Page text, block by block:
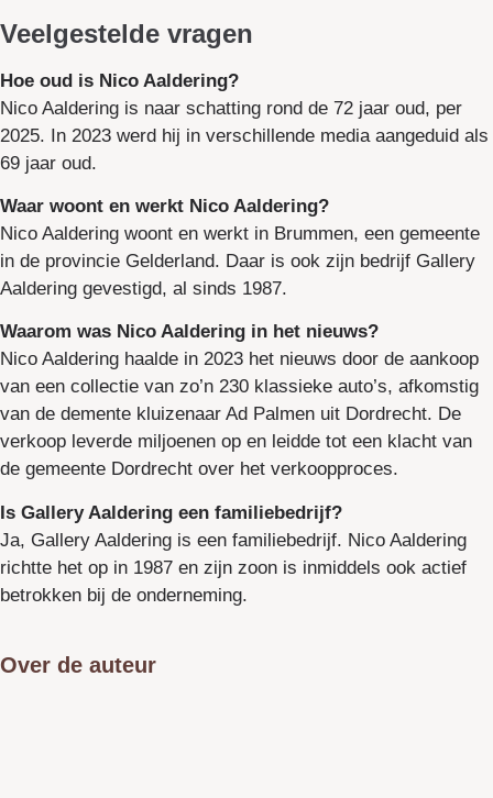
Veelgestelde vragen
Hoe oud is Nico Aaldering?
Nico Aaldering is naar schatting rond de 72 jaar oud, per
2025. In 2023 werd hij in verschillende media aangeduid als
69 jaar oud.
Waar woont en werkt Nico Aaldering?
Nico Aaldering woont en werkt in Brummen, een gemeente
in de provincie Gelderland. Daar is ook zijn bedrijf Gallery
Aaldering gevestigd, al sinds 1987.
Waarom was Nico Aaldering in het nieuws?
Nico Aaldering haalde in 2023 het nieuws door de aankoop
van een collectie van zo’n 230 klassieke auto’s, afkomstig
van de demente kluizenaar Ad Palmen uit Dordrecht. De
verkoop leverde miljoenen op en leidde tot een klacht van
de gemeente Dordrecht over het verkoopproces.
Is Gallery Aaldering een familiebedrijf?
Ja, Gallery Aaldering is een familiebedrijf. Nico Aaldering
richtte het op in 1987 en zijn zoon is inmiddels ook actief
betrokken bij de onderneming.
Over de auteur